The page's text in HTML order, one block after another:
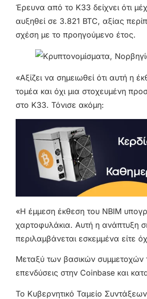
Έρευνα από το K33 δείχνει ότι
αυξηθεί σε 3.821 BTC, αξίας
σχέση με το προηγούμενο έτος.
«Αξίζει να σημειωθεί ότι αυτή η
τομέα και όχι μια στοχευμένη
στο K33. Τόνισε ακόμη:
«Η έμμεση έκθεση του NBIM
χαρτοφυλάκια. Αυτή η ανάπτυξη
περιλαμβάνεται εσκεμμένα είτε
Μεταξύ των βασικών συμμετοχών
επενδύσεις στην Coinbase και
Το Κυβερνητικό Ταμείο